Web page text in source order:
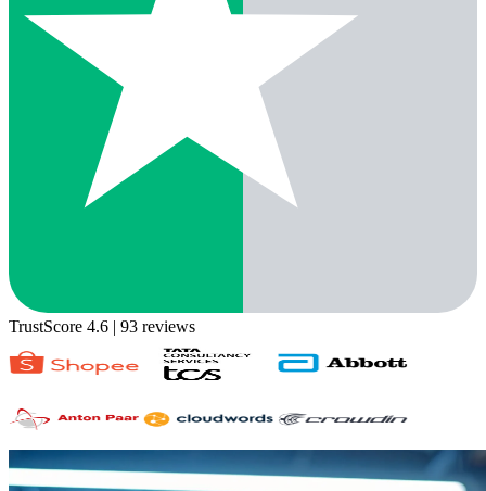
TrustScore 4.6 | 93 reviews